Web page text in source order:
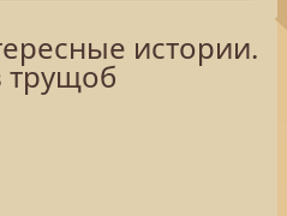
истории.